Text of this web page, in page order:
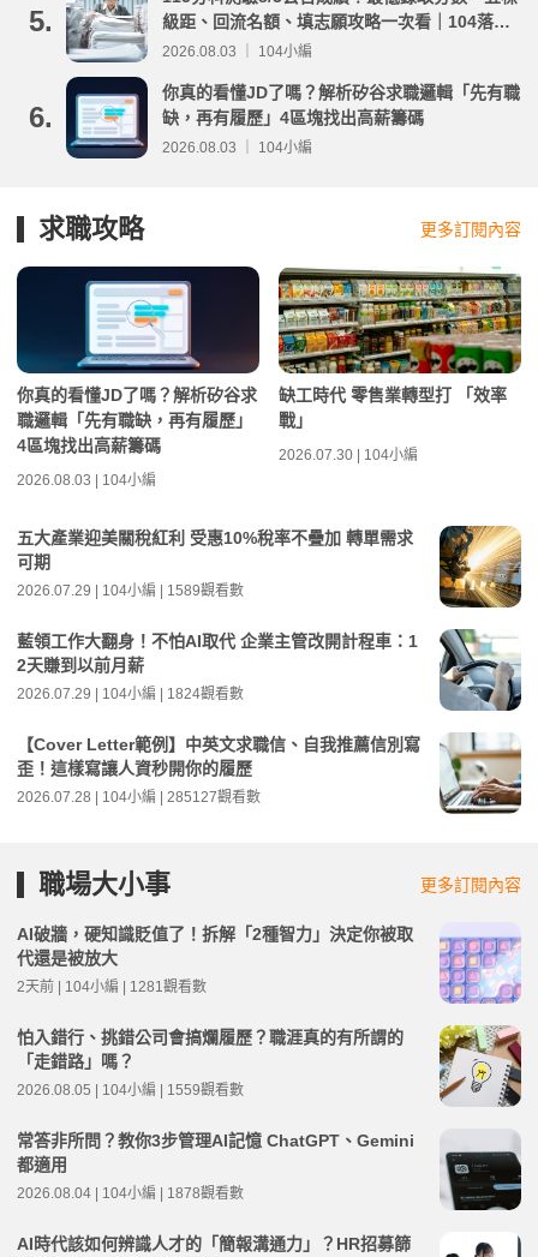
5.
級距、回流名額、填志願攻略一次看｜104落點
分析
2026.08.03 ｜ 104小編
6.
你真的看懂JD了嗎？解析矽谷求職邏輯「先有職
缺，再有履歷」4區塊找出高薪籌碼
2026.08.03 ｜ 104小編
求職攻略 更多訂閱內容
你真的看懂JD了嗎？解析矽谷求
職邏輯「先有職缺，再有履歷」
4區塊找出高薪籌碼
2026.08.03 | 104小編
缺工時代 零售業轉型打 「效率
戰」
2026.07.30 | 104小編
五大產業迎美關稅紅利 受惠10%稅率不疊加 轉單需求
可期
2026.07.29 | 104小編 | 1589觀看數
藍領工作大翻身！不怕AI取代 企業主管改開計程車：1
2天賺到以前月薪
2026.07.29 | 104小編 | 1824觀看數
【Cover Letter範例】中英文求職信、自我推薦信別寫
歪！這樣寫讓人資秒開你的履歷
2026.07.28 | 104小編 | 285127觀看數
職場大小事 更多訂閱內容
AI破牆，硬知識貶值了！拆解「2種智力」決定你被取
代還是被放大
2天前 | 104小編 | 1281觀看數
怕入錯行、挑錯公司會搞爛履歷？職涯真的有所謂的
「走錯路」嗎？
2026.08.05 | 104小編 | 1559觀看數
常答非所問？教你3步管理AI記憶 ChatGPT、Gemini
都適用
2026.08.04 | 104小編 | 1878觀看數
AI時代該如何辨識人才的「簡報溝通力」？HR招募篩